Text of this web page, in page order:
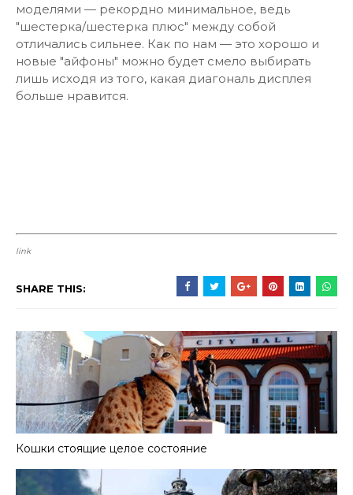
моделями — рекордно минимальное, ведь
"шестерка/шестерка плюс" между собой
отличались сильнее. Как по нам — это хорошо и
новые "айфоны" можно будет смело выбирать
лишь исходя из того, какая диагональ дисплея
больше нравится.
link
SHARE THIS:
Кошки стоящие целое состояние